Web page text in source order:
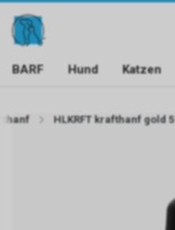
BARF Hund Katzen
HLKRFT krafthanf gold 5